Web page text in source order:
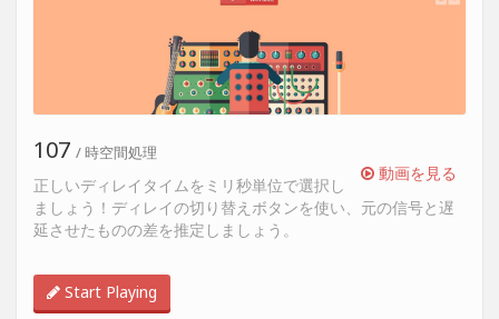
動画を見る
107 / 時空間処理
正しいディレイタイムをミリ秒単位で選択し
ましょう！ディレイの切り替えボタンを使い、元の信号と遅
延させたものの差を推定しましょう。
Start Playing